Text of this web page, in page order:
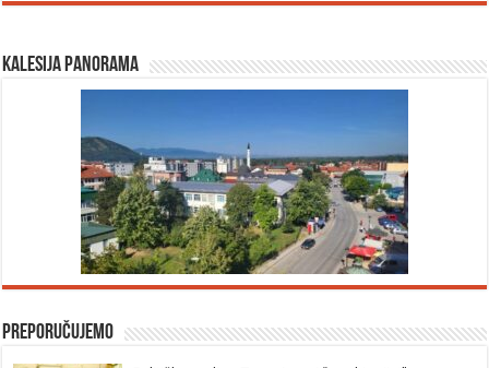
Kalesija panorama
Preporučujemo